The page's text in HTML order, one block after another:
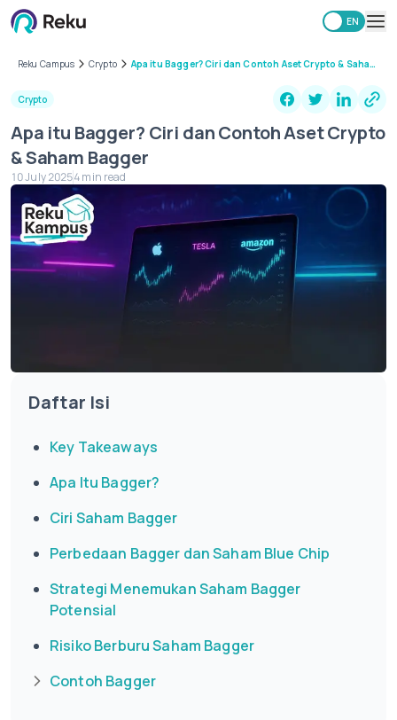
EN
Learning Hub
Security
Fees
Other
Download Reku Apps
Reku Campus Crypto
Apa itu Bagger? Ciri dan Contoh Aset Crypto & Saham
Crypto
Apa itu Bagger? Ciri dan Contoh Aset Crypto
& Saham Bagger
10 July 20254 min read
Daftar Isi
Key Takeaways
Apa Itu Bagger?
Ciri Saham Bagger
Perbedaan Bagger dan Saham Blue Chip
Strategi Menemukan Saham Bagger
Potensial
Risiko Berburu Saham Bagger
Contoh Bagger